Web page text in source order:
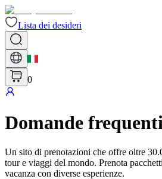
Lista dei desideri
0
Domande
Un sito di prenotazioni che offre oltre
tour e viaggi del mondo. Prenota
vacanza con diverse esperienze.